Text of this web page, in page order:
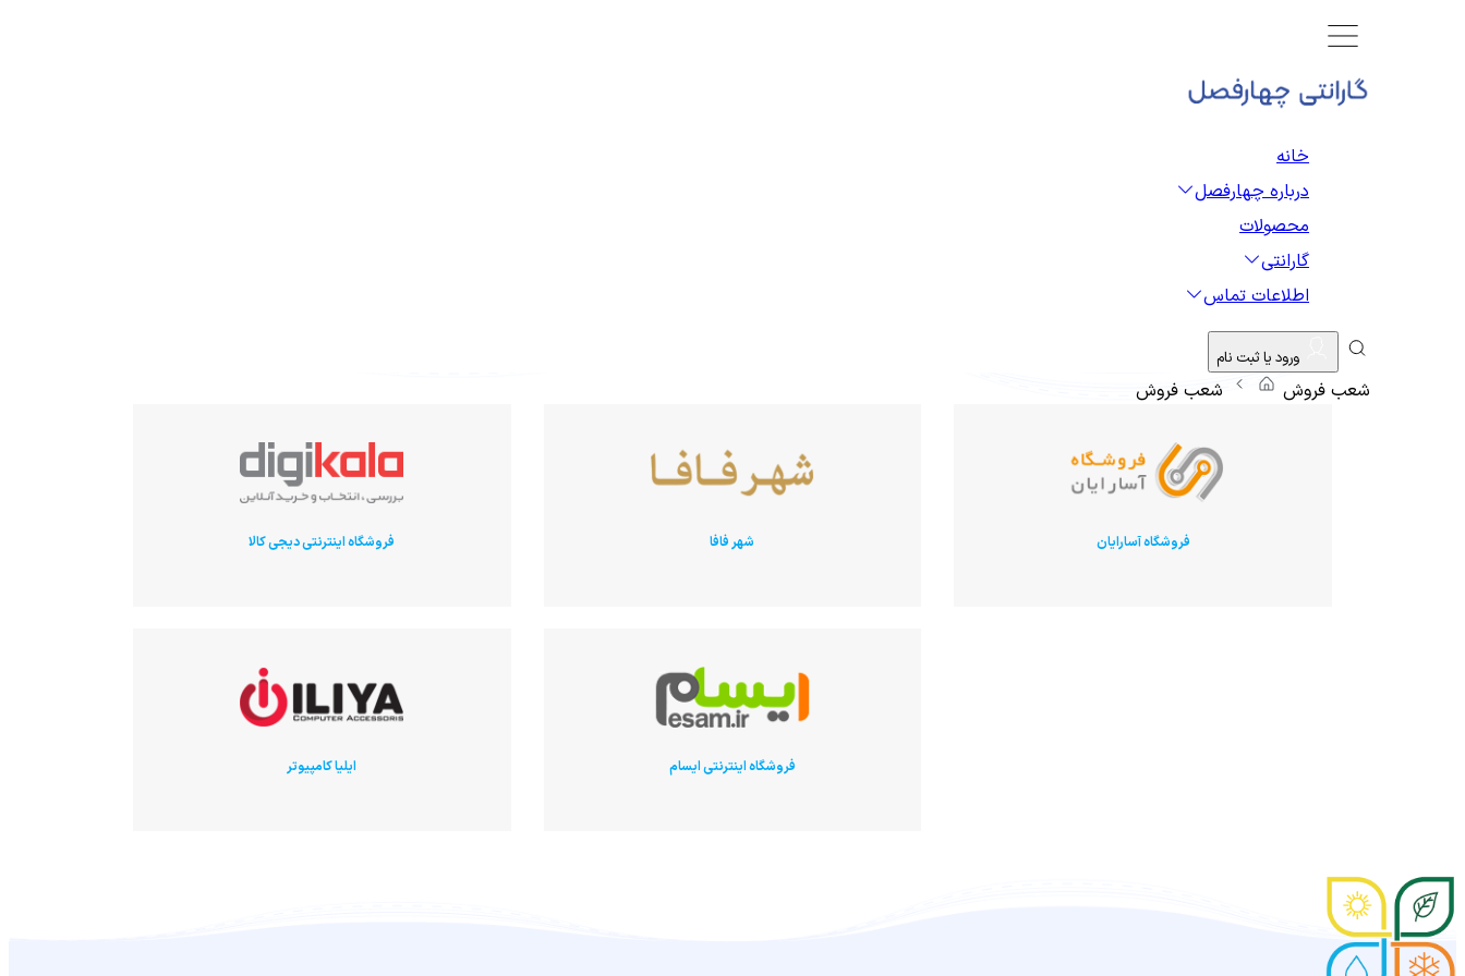
خانه
درباره چهارفصل
محصولات
گارانتی
اطلاعات تماس
ورود یا ثبت نام
شعب فروش شعب فروش
فروشگاه اینترنتی دیجی کالا شهر فافا فروشگاه آسارایان
ایلیا کامپیوتر فروشگاه اینترنتی ایسام